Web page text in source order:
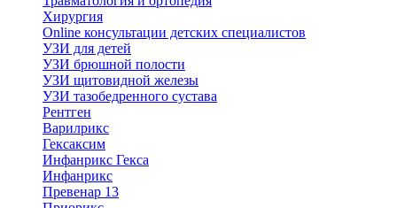
Хирургия
Online консультации детских специалистов
УЗИ для детей
УЗИ брюшной полости
УЗИ щитовидной железы
УЗИ тазобедренного сустава
Рентген
Варилрикс
Гексаксим
Инфанрикс Гекса
Инфанрикс
Превенар 13